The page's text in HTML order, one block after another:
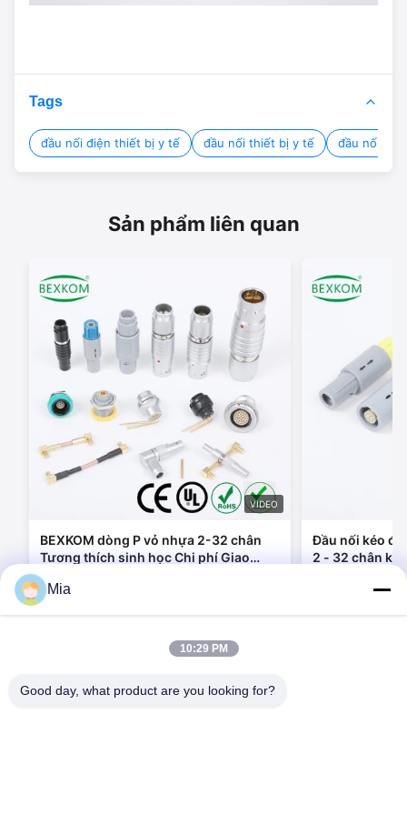
Tags
đầu nối điện thiết bị y tế đầu nối thiết bị y tế đầu nối y
Sản phẩm liên quan
VIDEO
BEXKOM dòng P vỏ nhựa 2-32 chân
Tương thích sinh học Chi phí Giao
hàng nhanh Đầu nối y tế
Đầu nối kéo
2 - 32 chân
mạ vàng
nối tươngLiên
Mia
10:29 PM
Good day, what product are you looking for?